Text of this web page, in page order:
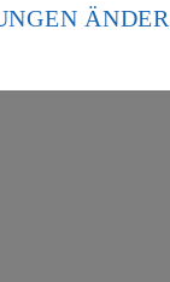
Behörden.